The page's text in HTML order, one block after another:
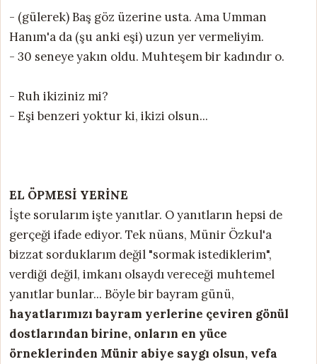
- (gülerek) Baş göz üzerine usta. Ama Umman
Hanım'a da (şu anki eşi) uzun yer vermeliyim.
- 30 seneye yakın oldu. Muhteşem bir kadındır o.
- Ruh ikiziniz mi?
- Eşi benzeri yoktur ki, ikizi olsun...
EL ÖPMESİ YERİNE
İşte sorularım işte yanıtlar. O yanıtların hepsi de
gerçeği ifade ediyor. Tek nüans, Münir Özkul'a
bizzat sorduklarım değil "sormak istediklerim",
verdiği değil, imkanı olsaydı vereceği muhtemel
yanıtlar bunlar... Böyle bir bayram günü,
hayatlarımızı bayram yerlerine çeviren gönül
dostlarından birine, onların en yüce
örneklerinden Münir abiye saygı olsun, vefa